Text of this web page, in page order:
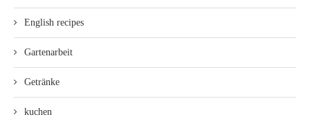
English recipes
Gartenarbeit
Getränke
kuchen